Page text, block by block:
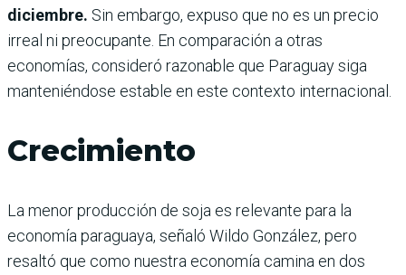
diciembre. Sin embargo, expuso que no es un precio
irreal ni preocupante. En comparación a otras
economías, consideró razonable que Paraguay siga
manteniéndose estable en este contexto internacional.
Crecimiento
La menor producción de soja es relevante para la
economía paraguaya, señaló Wildo González, pero
resaltó que como nuestra economía camina en dos